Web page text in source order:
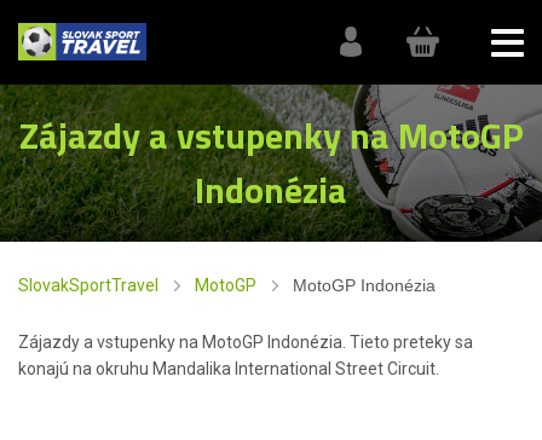
Zájazdy a vstupenky na MotoGP
Indonézia
SlovakSportTravel MotoGP MotoGP Indonézia
Zájazdy a vstupenky na MotoGP Indonézia. Tieto preteky sa
konajú na okruhu Mandalika International Street Circuit.